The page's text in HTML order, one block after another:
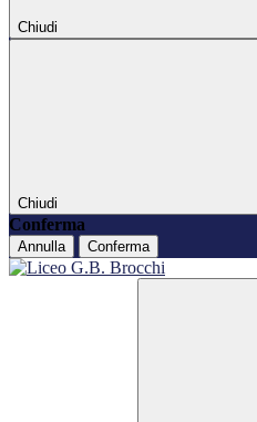
Chiudi
Chiudi
Conferma
Annulla Conferma